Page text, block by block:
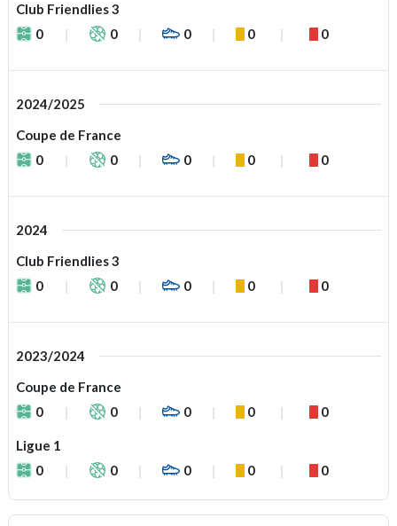
Club Friendlies 3
0
0 0 0 0
2024/2025
Coupe de France
0
0 0 0 0
2024
Club Friendlies 3
0
0 0 0 0
2023/2024
Coupe de France
0
0 0 0 0
Ligue 1
0
0 0 0 0